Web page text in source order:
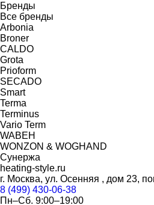
Бренды
Все бренды
Arbonia
Broner
CALDO
Grota
Prioform
SECADO
Smart
Terma
Terminus
Vario Term
WABEH
WONZON & WOGHAND
Сунержа
heating-style.ru
г. Москва, ул. Осенняя , дом 23,
8 (499) 430-06-38
Пн–Сб. 9:00–19:00